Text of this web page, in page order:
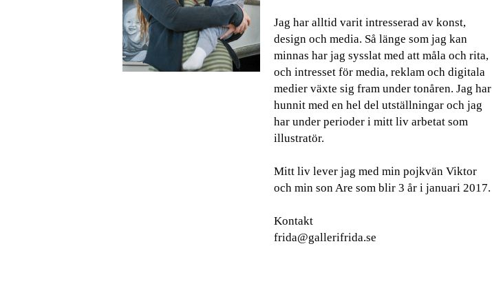
Jag har alltid varit intresserad av konst,
design och media. Så länge som jag kan
minnas har jag sysslat med att måla och rita,
och intresset för media, reklam och digitala
medier växte sig fram under tonåren. Jag har
hunnit med en hel del utställningar och jag
har under perioder i mitt liv arbetat som
illustratör.
Mitt liv lever jag med min pojkvän Viktor
och min son Are som blir 3 år i januari 2017.
Kontakt
frida@gallerifrida.se